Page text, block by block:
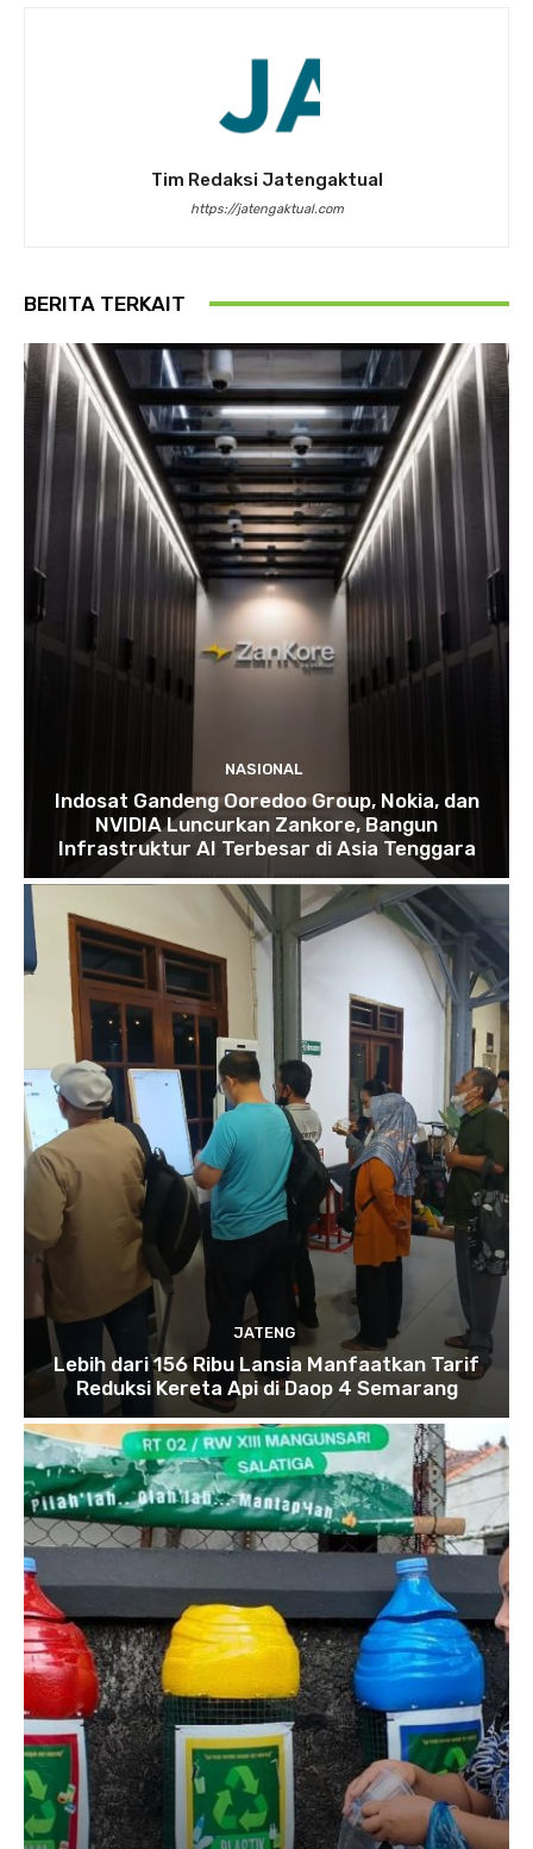
Tim Redaksi Jatengaktual
https://jatengaktual.com
BERITA TERKAIT
NASIONAL
Indosat Gandeng Ooredoo Group, Nokia, dan
NVIDIA Luncurkan Zankore, Bangun
Infrastruktur AI Terbesar di Asia Tenggara
JATENG
Lebih dari 156 Ribu Lansia Manfaatkan Tarif
Reduksi Kereta Api di Daop 4 Semarang